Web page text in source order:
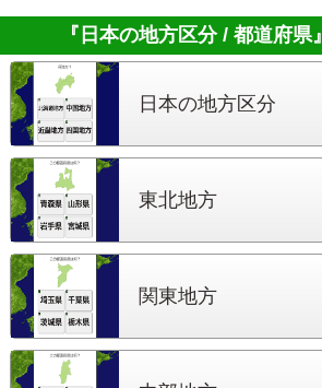
『日本の地方区分 / 都道府県』
日本の地方区分
東北地方
関東地方